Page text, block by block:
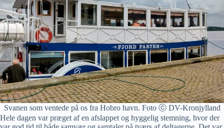
Svanen som ventede på os fra Hobro havn. Foto ⓒ DV-Kronjylland
Hele dagen var præget af en afslappet og hyggelig stemning, hvor der